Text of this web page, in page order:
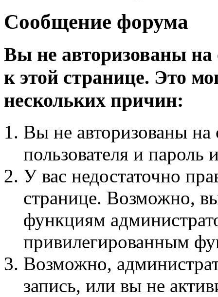
Сообщение форума
Вы не авторизованы на
к этой странице. Это
нескольких причин:
Вы не авторизованы на
пользователя и пароль
У вас недостаточно
странице. Возможно,
функциям
привилегированным
Возможно,
запись, или вы не